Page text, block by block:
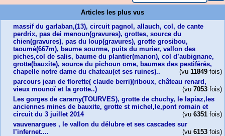
Articles les plus vus
massif du garlaban,(13), circuit pagnol, allauch, col, de cante
perdrix, pas dei menoun(gravures), grottes, source du
chien(gravures), pas du loup(gravures), grotte grosibou,
taoumé(667m), baume sourme, puits du murier, vallon des
piches,col de salis, baume du plantier(manon), col d’aubignane,
grotte(bauxite), source du pichoun ome, baumes des pestiférés,
chapelle notre dame du chateau(et ses ruines)..
(vu 11849 fois)
parcours jean de florette( claude berri)(riboux, château renard,
vieux mounoï et la grotte..)
(vu 7053 fois)
Les gorges de caramy(TOURVES), grotte de chuchy, le lapiaz,les
anciennes mines de bauxite, grotte st michel,le,pont romain et
circuit du 3 juillet 2014
(vu 6351 fois)
vauvenargues , le vallon du délubre et ses cascades sur
l’infernet....
(vu 6153 fois)